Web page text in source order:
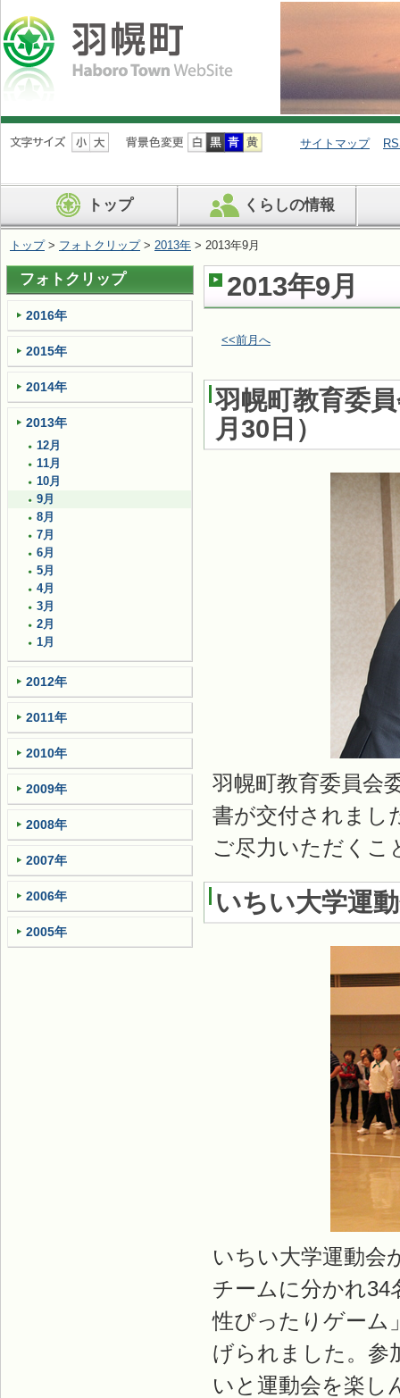
ナ
ビ
ン
を
ば
す
サイトマップ
トップ くらしの情報
トップ> フォトクリップ> 2013年 > 2013年9月
2013年9月
<<前月へ
羽幌町教育委
月30日 ）
羽幌町教育委員会
書が交付されまし
ご尽力いただくこ
いちい大学運
いちい大学運動会
チームに分かれ34
性ぴったりゲーム
げられました。参
いと運動会を楽し
フォトクリップ
2016年
2015年
2014年
2013年
12月
11月
10月
9月
8月
7月
6月
5月
4月
3月
2月
1月
2012年
2011年
2010年
2009年
2008年
2007年
2006年
2005年